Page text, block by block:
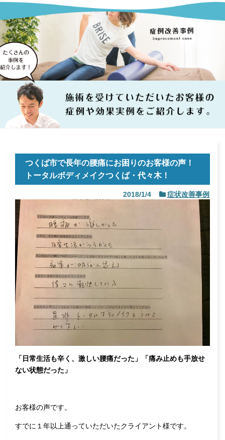
つくば市で長年の腰痛にお困りのお客様の声！
トータルボディメイクつくば・代々木！
2018/1/4 症状改善事例
「日常生活も辛く、激しい腰痛だった」「痛み止めも手放せ
ない状態だった」
お客様の声です。
すでに１年以上通っていただいたクライアント様です。